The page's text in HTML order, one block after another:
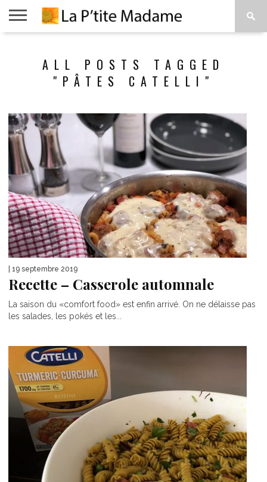
VIVRE
PROPOSALL POSTS TAGGED
"PÂTES CATELLI"
| 19 septembre 2019
Recette – Casserole automnale
La saison du «comfort food» est enfin arrivé. On ne délaisse pas
les salades, les pokés et les...